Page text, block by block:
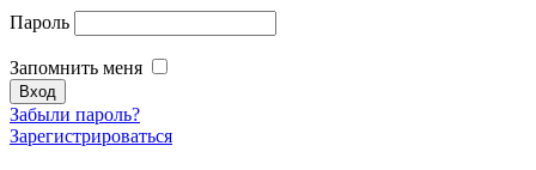
Пароль
Запомнить меня
Забыли пароль?
Зарегистрироваться